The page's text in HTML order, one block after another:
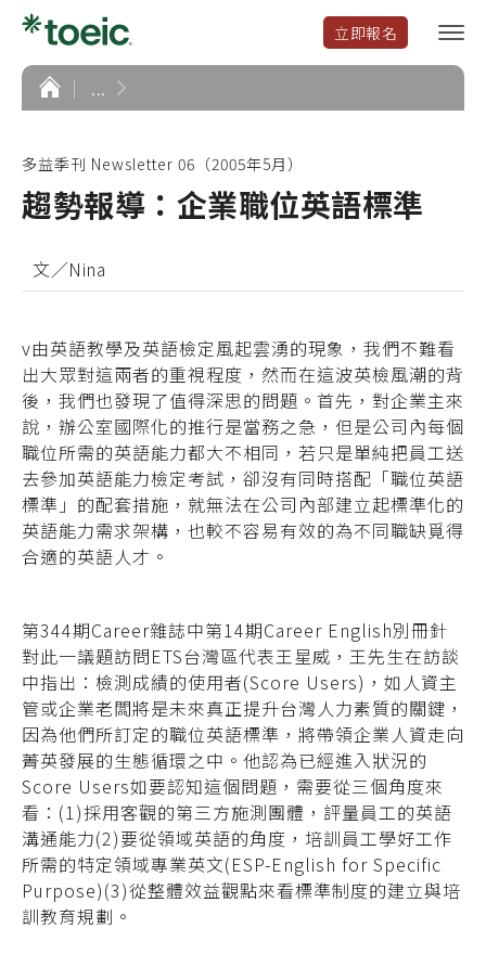
立即報名
選
單
首
頁
...
多益季刊 Newsletter 06（2005年5月）
趨勢報導：企業職位英語標準
文／Nina
v由英語教學及英語檢定風起雲湧的現象，我們不難看
出大眾對這兩者的重視程度，然而在這波英檢風潮的背
後，我們也發現了值得深思的問題。首先，對企業主來
說，辦公室國際化的推行是當務之急，但是公司內每個
職位所需的英語能力都大不相同，若只是單純把員工送
去參加英語能力檢定考試，卻沒有同時搭配「職位英語
標準」的配套措施，就無法在公司內部建立起標準化的
英語能力需求架構，也較不容易有效的為不同職缺覓得
合適的英語人才。
第344期Career雜誌中第14期Career English別冊針
對此一議題訪問ETS台灣區代表王星威，王先生在訪談
中指出：檢測成績的使用者(Score Users)，如人資主
管或企業老闆將是未來真正提升台灣人力素質的關鍵，
因為他們所訂定的職位英語標準，將帶領企業人資走向
菁英發展的生態循環之中。他認為已經進入狀況的
Score Users如要認知這個問題，需要從三個角度來
看：(1)採用客觀的第三方施測團體，評量員工的英語
溝通能力(2)要從領域英語的角度，培訓員工學好工作
所需的特定領域專業英文(ESP-English for Specific
Purpose)(3)從整體效益觀點來看標準制度的建立與培
訓教育規劃。